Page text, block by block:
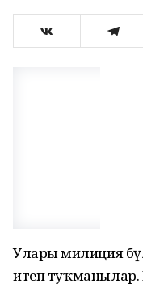
Уларҙы милиция
итеп туҡманылар.